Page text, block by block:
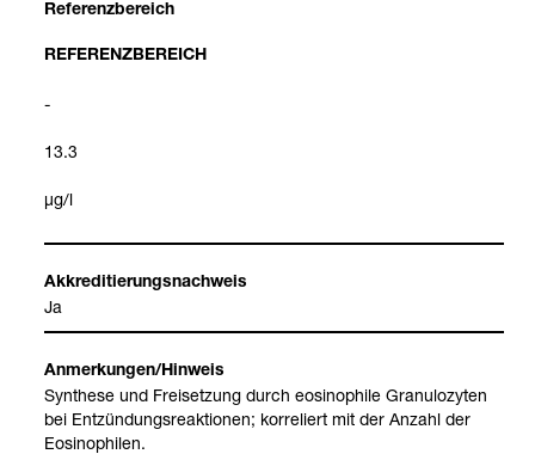
Refe­renz­be­reich
REFE­RENZ­BE­REICH
-
13.3
μg/l
Akkre­di­tie­rungs­nach­weis
Ja
Anmer­kun­gen/Hin­weis
Syn­these und Frei­set­zung durch eosi­no­phile Gra­nu­lo­zy­ten
bei Ent­zün­dungs­re­ak­tio­nen; kor­re­liert mit der Anzahl der
Eosi­no­phi­len.